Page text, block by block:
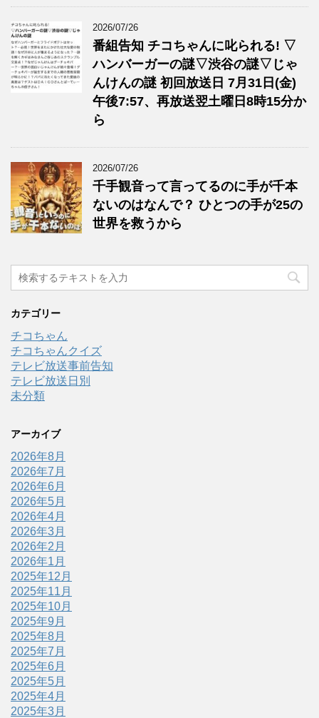
2026/07/26
番組告知 チコちゃんに叱られる! ▽
ハンバーガーの謎▽渋谷の謎▽じゃ
んけんの謎 初回放送日 7月31日(金)
午後7:57、再放送翌土曜日8時15分か
ら
2026/07/26
千手観音って言ってるのに手が千本
ないのはなんで？ ひとつの手が25の
世界を救うから
カテゴリー
チコちゃん
チコちゃんクイズ
テレビ放送事前告知
テレビ放送日別
未分類
アーカイブ
2026年8月
2026年7月
2026年6月
2026年5月
2026年4月
2026年3月
2026年2月
2026年1月
2025年12月
2025年11月
2025年10月
2025年9月
2025年8月
2025年7月
2025年6月
2025年5月
2025年4月
2025年3月